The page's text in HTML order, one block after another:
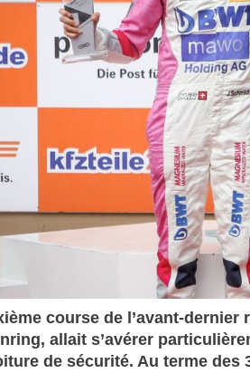
course de l’avant-
allait s’avérer
de sécurité. Au terme des
Essai – Morgan